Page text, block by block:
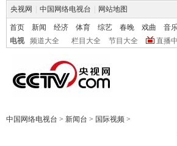
央视网 中国网络电视台 网站地图
首页 新闻 经济 体育 综艺 春晚 戏曲 音
电视
频道大全 栏目大全 节目大全 直播
中国网络电视台 > 新闻台 > 国际视频 >